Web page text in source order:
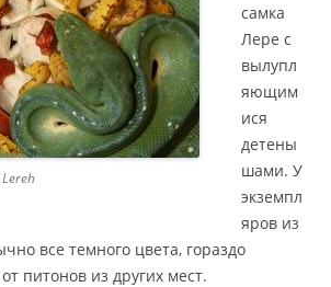
самка
Лере с
вылупл
яющим
ися
детены
шами. У
экземпл
яров из
все темного цвета, гораздо
питонов из других мест.